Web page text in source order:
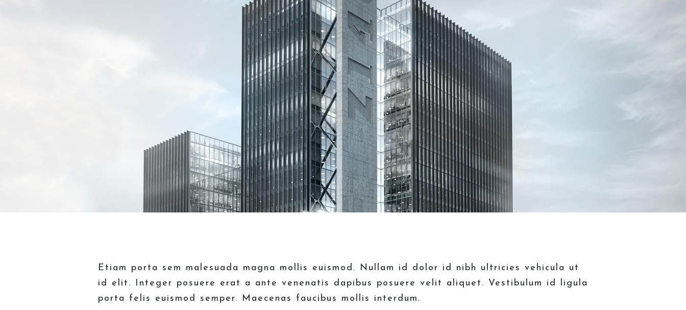
Etiam porta sem malesuada magna mollis euismod. Nullam id dolor id nibh ultricies vehicula ut
id elit. Integer posuere erat a ante venenatis dapibus posuere velit aliquet. Vestibulum id ligula
porta felis euismod semper. Maecenas faucibus mollis interdum.